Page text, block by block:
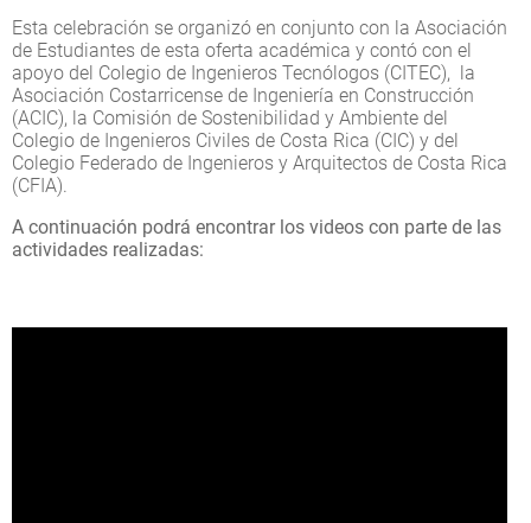
Esta celebración se organizó en conjunto con la Asociación
de Estudiantes de esta oferta académica y contó con el
apoyo del Colegio de Ingenieros Tecnólogos (CITEC), la
Asociación Costarricense de Ingeniería en Construcción
(ACIC), la Comisión de Sostenibilidad y Ambiente del
Colegio de Ingenieros Civiles de Costa Rica (CIC) y del
Colegio Federado de Ingenieros y Arquitectos de Costa Rica
(CFIA).
A continuación podrá encontrar los videos con parte de las
actividades realizadas: